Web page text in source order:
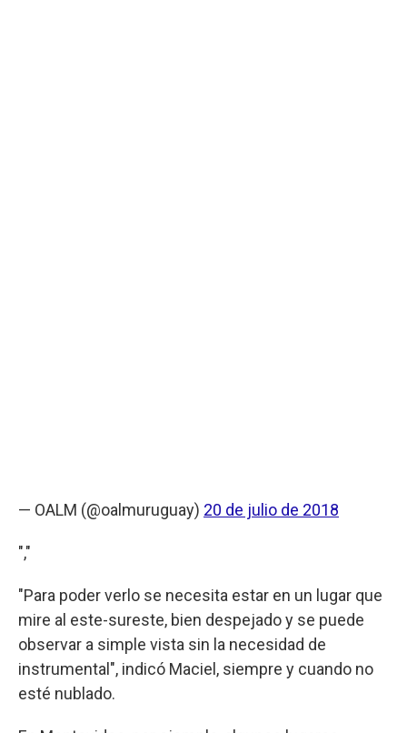
— OALM (@oalmuruguay) 20 de julio de 2018
","
"Para poder verlo se necesita estar en un lugar que
mire al este-sureste, bien despejado y se puede
observar a simple vista sin la necesidad de
instrumental", indicó Maciel, siempre y cuando no
esté nublado.